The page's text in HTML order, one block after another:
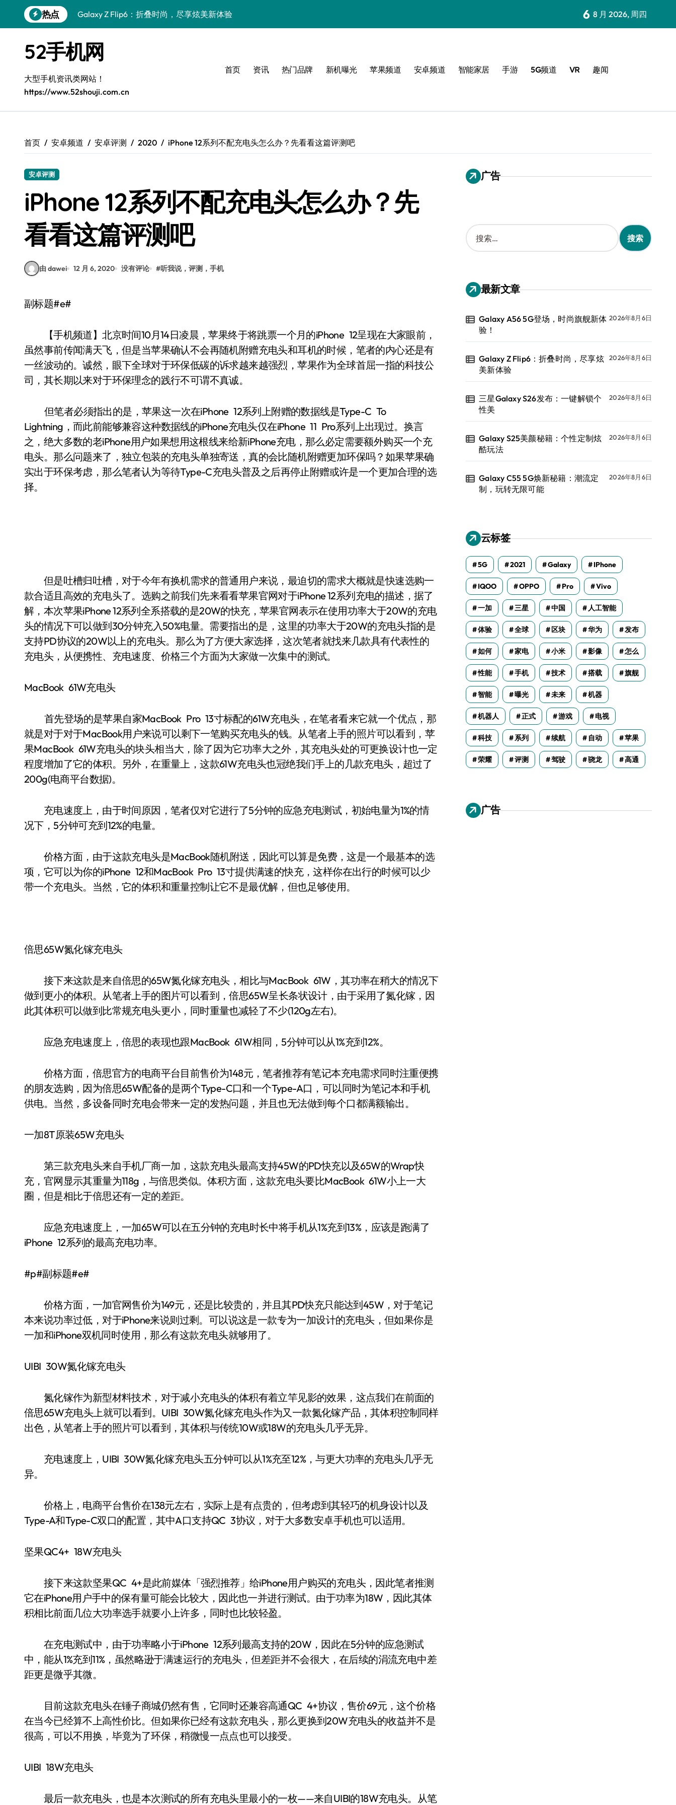
到
热点
Galaxy Z Flip6：折叠时尚，尽享炫美新体验
Galaxy S25美颜秘籍：个性定制炫酷玩法
Galaxy C55 5G焕新秘籍：潮流定制，玩转无限可能
Galaxy C55 5G登场，演绎三星美学新巅峰！
Galaxy S25+闪亮登场，这样打扮秒变焦点！
Galaxy Z Fold6：折叠新风尚，美学新篇章
Galaxy A56 5G登场，时尚旗舰新体验！
6 8 月 2026, 周四
52手机网
大型手机资讯类网站！
https://www.52shouji.com.cn
首页 资讯 热门品牌 新机曝光 苹果频道 安卓频道 智能家居 手游 5G频道 VR 趣闻
首页 安卓频道 安卓评测 2020 iPhone 12系列不配充电头怎么办？先看看这篇评测吧
安卓评测
iPhone 12系列不配充电头怎么办？先
看看这篇评测吧
由 dawei 12 月 6, 2020 没有评论 #听我说，评测，手机
副标题#e#
【手机频道】北京时间10月14日凌晨，苹果终于将跳票一个月的iPhone 12呈现在大家眼前，
虽然事前传闻满天飞，但是当苹果确认不会再随机附赠充电头和耳机的时候，笔者的内心还是有
一丝波动的。诚然，眼下全球对于环保低碳的诉求越来越强烈，苹果作为全球首屈一指的科技公
司，其长期以来对于环保理念的践行不可谓不真诚。
但笔者必须指出的是，苹果这一次在iPhone 12系列上附赠的数据线是Type-C To
Lightning，而此前能够兼容这种数据线的iPhone充电头仅在iPhone 11 Pro系列上出现过。换言
之，绝大多数的老iPhone用户如果想用这根线来给新iPhone充电，那么必定需要额外购买一个充
电头。那么问题来了，独立包装的充电头单独寄送，真的会比随机附赠更加环保吗？如果苹果确
实出于环保考虑，那么笔者认为等待Type-C充电头普及之后再停止附赠或许是一个更加合理的选
择。
但是吐槽归吐槽，对于今年有换机需求的普通用户来说，最迫切的需求大概就是快速选购一
款合适且高效的充电头了。选购之前我们先来看看苹果官网对于iPhone 12系列充电的描述，据了
解，本次苹果iPhone 12系列全系搭载的是20W的快充，苹果官网表示在使用功率大于20W的充电
头的情况下可以做到30分钟充入50%电量。需要指出的是，这里的功率大于20W的充电头指的是
支持PD协议的20W以上的充电头。那么为了方便大家选择，这次笔者就找来几款具有代表性的
充电头，从便携性、充电速度、价格三个方面为大家做一次集中的测试。
MacBook 61W充电头
首先登场的是苹果自家MacBook Pro 13寸标配的61W充电头，在笔者看来它就一个优点，那
就是对于对于MacBook用户来说可以剩下一笔购买充电头的钱。从笔者上手的照片可以看到，苹
果MacBook 61W充电头的块头相当大，除了因为它功率大之外，其充电头处的可更换设计也一定
程度增加了它的体积。另外，在重量上，这款61W充电头也冠绝我们手上的几款充电头，超过了
200g(电商平台数据)。
充电速度上，由于时间原因，笔者仅对它进行了5分钟的应急充电测试，初始电量为1%的情
况下，5分钟可充到12%的电量。
价格方面，由于这款充电头是MacBook随机附送，因此可以算是免费，这是一个最基本的选
项，它可以为你的iPhone 12和MacBook Pro 13寸提供满速的快充，这样你在出行的时候可以少
带一个充电头。当然，它的体积和重量控制让它不是最优解，但也足够使用。
倍思65W氮化镓充电头
接下来这款是来自倍思的65W氮化镓充电头，相比与MacBook 61W，其功率在稍大的情况下
做到更小的体积。从笔者上手的图片可以看到，倍思65W呈长条状设计，由于采用了氮化镓，因
此其体积可以做到比常规充电头更小，同时重量也减轻了不少(120g左右)。
应急充电速度上，倍思的表现也跟MacBook 61W相同，5分钟可以从1%充到12%。
价格方面，倍思官方的电商平台目前售价为148元，笔者推荐有笔记本充电需求同时注重便携
的朋友选购，因为倍思65W配备的是两个Type-C口和一个Type-A口，可以同时为笔记本和手机
供电。当然，多设备同时充电会带来一定的发热问题，并且也无法做到每个口都满额输出。
一加8T原装65W充电头
第三款充电头来自手机厂商一加，这款充电头最高支持45W的PD快充以及65W的Wrap快
充，官网显示其重量为118g，与倍思类似。体积方面，这款充电头要比MacBook 61W小上一大
圈，但是相比于倍思还有一定的差距。
应急充电速度上，一加65W可以在五分钟的充电时长中将手机从1%充到13%，应该是跑满了
iPhone 12系列的最高充电功率。
#p#副标题#e#
价格方面，一加官网售价为149元，还是比较贵的，并且其PD快充只能达到45W，对于笔记
本来说功率过低，对于iPhone来说则过剩。可以说这是一款专为一加设计的充电头，但如果你是
一加和iPhone双机同时使用，那么有这款充电头就够用了。
UIBI 30W氮化镓充电头
氮化镓作为新型材料技术，对于减小充电头的体积有着立竿见影的效果，这点我们在前面的
倍思65W充电头上就可以看到。UIBI 30W氮化镓充电头作为又一款氮化镓产品，其体积控制同样
出色，从笔者上手的照片可以看到，其体积与传统10W或18W的充电头几乎无异。
充电速度上，UIBI 30W氮化镓充电头五分钟可以从1%充至12%，与更大功率的充电头几乎无
异。
价格上，电商平台售价在138元左右，实际上是有点贵的，但考虑到其轻巧的机身设计以及
Type-A和Type-C双口的配置，其中A口支持QC 3协议，对于大多数安卓手机也可以适用。
坚果QC4+ 18W充电头
接下来这款坚果QC 4+是此前媒体「强烈推荐」给iPhone用户购买的充电头，因此笔者推测
它在iPhone用户手中的保有量可能会比较大，因此也一并进行测试。由于功率为18W，因此其体
积相比前面几位大功率选手就要小上许多，同时也比较轻盈。
在充电测试中，由于功率略小于iPhone 12系列最高支持的20W，因此在5分钟的应急测试
中，能从1%充到11%，虽然略逊于满速运行的充电头，但差距并不会很大，在后续的涓流充电中差
距更是微乎其微。
目前这款充电头在锤子商城仍然有售，它同时还兼容高通QC 4+协议，售价69元，这个价格
在当今已经算不上高性价比。但如果你已经有这款充电头，那么更换到20W充电头的收益并不是
很高，可以不用换，毕竟为了环保，稍微慢一点点也可以接受。
UIBI 18W充电头
最后一款充电头，也是本次测试的所有充电头里最小的一枚——来自UIBI的18W充电头。从笔
广告
搜
索
：
最新文章
Galaxy A56 5G登场，时尚旗舰新体
验！
2026年8月6日
Galaxy Z Flip6：折叠时尚，尽享炫
美新体验
2026年8月6日
三星Galaxy S26发布：一键解锁个
性美
2026年8月6日
Galaxy S25美颜秘籍：个性定制炫
酷玩法
2026年8月6日
Galaxy C55 5G焕新秘籍：潮流定
制，玩转无限可能
2026年8月6日
云标签
5G 2021 Galaxy IPhone
IQOO OPPO Pro Vivo
一加 三星 中国 人工智能
体验 全球 区块 华为 发布
如何 家电 小米 影像 怎么
性能 手机 技术 搭载 旗舰
智能 曝光 未来 机器
机器人 正式 游戏 电视
科技 系列 续航 自动 苹果
荣耀 评测 驾驶 骁龙 高通
广告